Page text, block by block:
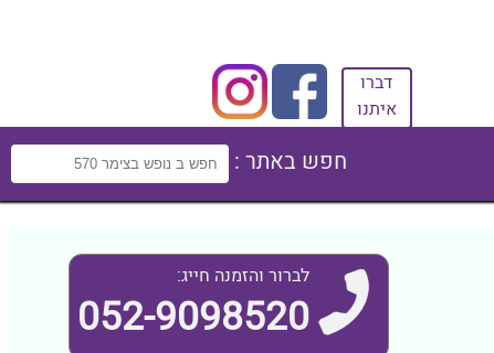
דברו
איתנו
חפש באתר :
לברור והזמנה חייג:
052-9098520